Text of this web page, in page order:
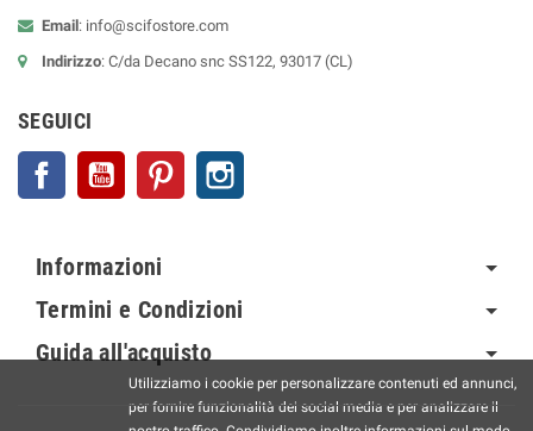
Email: info@scifostore.com
Indirizzo: C/da Decano snc SS122, 93017 (CL)
SEGUICI
Facebook YouTube Pinterest
Informazioni
Termini e Condizioni
Guida all'acquisto
Utilizziamo i cookie per personalizzare contenuti ed annunci,
per fornire funzionalità dei social media e per analizzare il